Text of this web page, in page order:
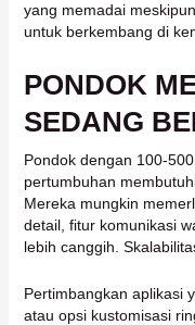
yang memadai
untuk berkembang di
PONDOK
SEDANG
Pondok dengan 100-
pertumbuhan
Mereka mungkin
detail, fitur komunikasi
lebih canggih.
Pertimbangkan aplikasi
atau opsi kustomisasi